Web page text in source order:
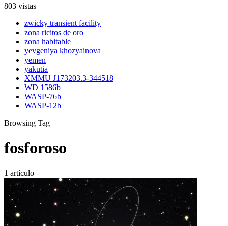
803 vistas
zwicky transient facility
zona ricitos de oro
zona habitable
yevgeniya khozyainova
yemen
yakutia
XMMU J173203.3-344518
WD 1586b
WASP-76b
WASP-12b
Browsing Tag
fosforoso
1 artículo